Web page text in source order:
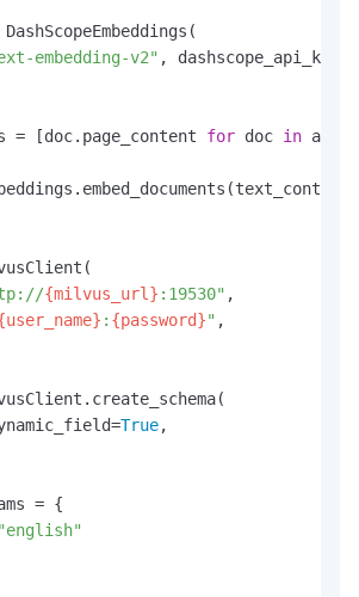
embedding-v2" ,
= [doc.page_content for doc in
{milvus_url} :19530" ,
: {password}" ,
True,
= {
"english"